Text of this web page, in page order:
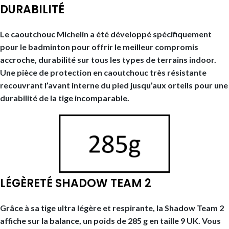
DURABILITÉ
Le caoutchouc Michelin a été développé spécifiquement
pour le badminton pour offrir le meilleur compromis
accroche, durabilité sur tous les types de terrains indoor.
Une pièce de protection en caoutchouc très résistante
recouvrant l’avant interne du pied jusqu’aux orteils pour une
durabilité de la tige incomparable.
LÉGÈRETÉ SHADOW TEAM 2
Grâce à sa tige ultra légère et respirante, la Shadow Team 2
affiche sur la balance, un poids de 285 g en taille 9 UK. Vous